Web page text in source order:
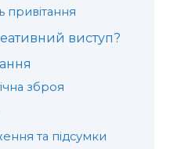
привітання
виступ?
зброя
та підсумки